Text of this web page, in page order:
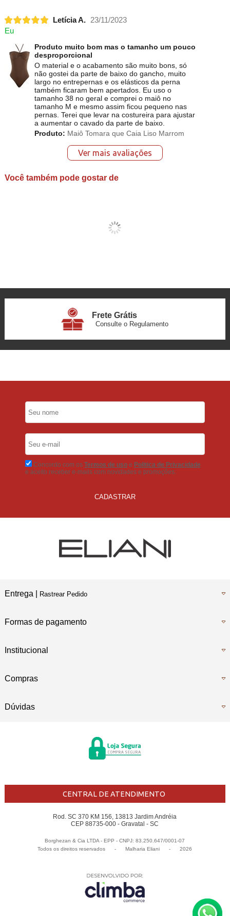
Letícia A.
23/11/2023
Eu
Produto muito bom mas o tamanho um pouco
desproporcional
O material e o acabamento são muito bons, só
não gostei da parte de baixo do gancho, muito
largo no entrepernas e os elásticos da perna
também ficaram bem apertados. Eu uso o
tamanho 38 no geral e comprei o maiô no
tamanho M e mesmo assim ficou pequeno nas
pernas. Terei que levar na costureira para ajustar
a aumentar o cavado da parte de baixo.
Produto: Maiô Tomara que Caia Liso Marrom
Ver mais avaliações
Você também pode gostar de
Frete Grátis
Consulte o Regulamento
Concordo com os Termos de usoe Politica de Privacidade
e aceito receber e-mails com novidades e promoções.
CADASTRAR
Entrega | Rastrear Pedido
Formas de pagamento
Institucional
Compras
Dúvidas
CENTRAL DE ATENDIMENTO
Rod. SC 370 KM 156, 13813 Jardim Andréia
CEP 88735-000 - Gravatal - SC
Borghezan & Cia LTDA - EPP - CNPJ: 83.250.647/0001-07
Todos os direitos reservados
- Malharia Eliani - 2026